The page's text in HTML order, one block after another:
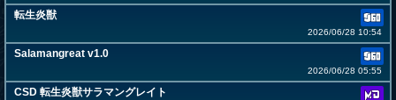
転生炎獣
2026/06/28 10:54
Salamangreat v1.0
2026/06/28 05:55
CSD 転生炎獣サラマングレイト